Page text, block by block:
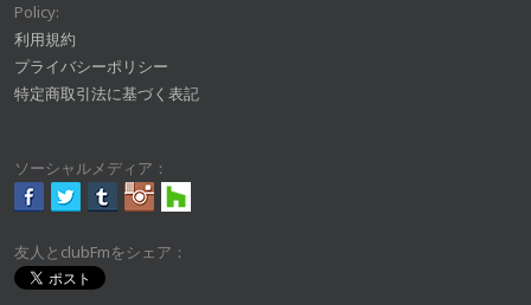
Policy:
利用規約
プライバシーポリシー
特定商取引法に基づく表記
ソーシャルメディア：
友人とclubFmをシェア：